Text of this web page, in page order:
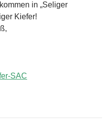
in „Seliger
Kiefer!
SAC